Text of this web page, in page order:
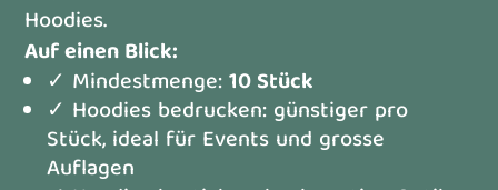
Hoodies.
Auf einen Blick:
✓ Mindestmenge:10 Stück
✓ Hoodies bedrucken: günstiger pro
Stück, ideal für Events und grosse
Auflagen